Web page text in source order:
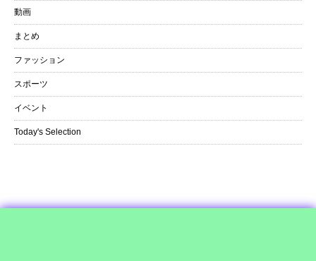
動画
まとめ
ファッション
スポーツ
イベント
Today's Selection